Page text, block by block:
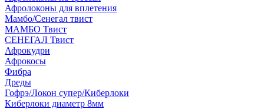
Афролоконы для вплетения
Мамбо/Сенегал твист
МАМБО Твист
СЕНЕГАЛ Твист
Афрокудри
Афрокосы
Фибра
Дреды
Гофрэ/Локон супер/Киберлоки
Киберлоки диаметр 8мм